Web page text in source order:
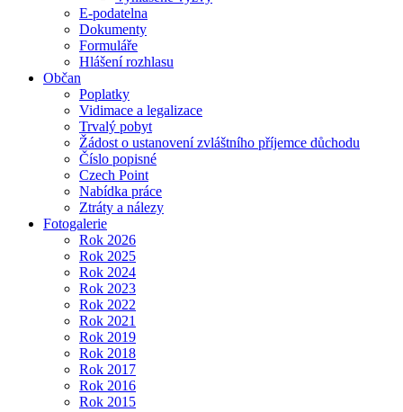
E-podatelna
Dokumenty
Formuláře
Hlášení rozhlasu
Občan
Poplatky
Vidimace a legalizace
Trvalý pobyt
Žádost o ustanovení zvláštního příjemce důchodu
Číslo popisné
Czech Point
Nabídka práce
Ztráty a nálezy
Fotogalerie
Rok 2026
Rok 2025
Rok 2024
Rok 2023
Rok 2022
Rok 2021
Rok 2019
Rok 2018
Rok 2017
Rok 2016
Rok 2015